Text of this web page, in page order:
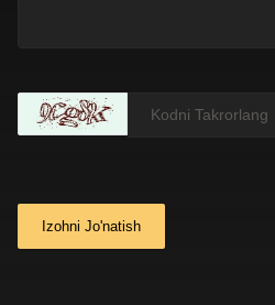
Izohni Jo'natish